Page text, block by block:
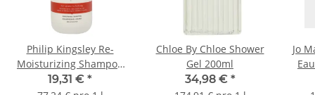
Philip Kingsley Re-
Moisturizing Shampoo
250ml
19,31 € *
Chloe By Chloe Shower
Gel 200ml
34,98 € *
Jo